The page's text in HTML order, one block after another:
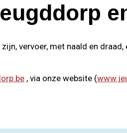
vervoer, met naald en
, via onze website (